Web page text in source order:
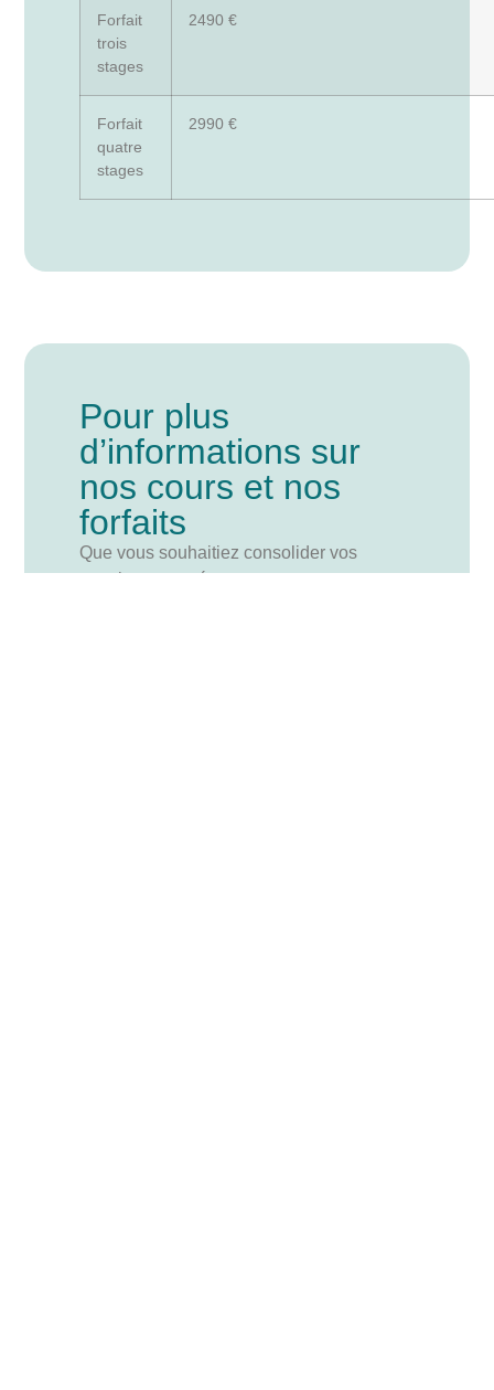
Forfait
trois
stages
2490 €
Forfait
quatre
stages
2990 €
Pour plus
d’informations sur
nos cours et nos
forfaits
Que vous souhaitiez consolider vos
acquis, vous préparer aux examens ou